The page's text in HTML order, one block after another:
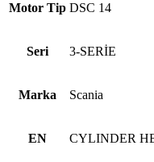
Motor Tip DSC 14
Seri 3-SERİE
Marka Scania
EN CYLINDER